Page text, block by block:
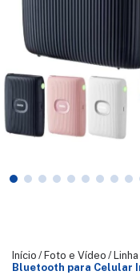
Início / Foto e Vídeo /
Bluetooth para Celular